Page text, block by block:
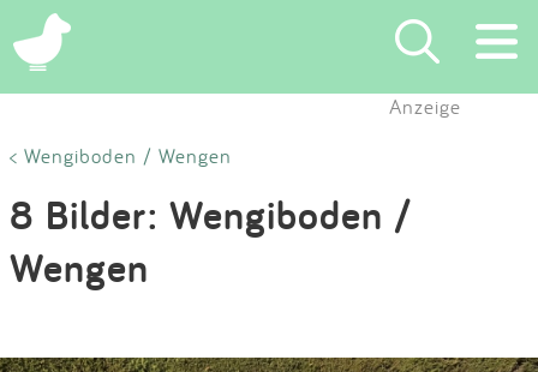
×
Suchen
Eintragen
Blog
Anzeige
< Wengiboden / Wengen
8 Bilder: Wengiboden /
Wengen